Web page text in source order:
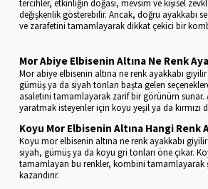
tercihler, etkinliğin doğası, mevsim ve kişisel
değişkenlik gösterebilir. Ancak, doğru ayakkabı
ve zarafetini tamamlayarak dikkat çekici bir
Mor Abiye Elbisenin Altına Ne Renk
Mor abiye elbisenin altına ne renk ayakkabı
gümüş ya da siyah tonları başta gelen
asaletini tamamlayarak zarif bir görünüm sunar.
yaratmak isteyenler için koyu yeşil ya da kırmızı
Koyu Mor Elbisenin Altına Hangi Renk
Koyu mor elbisenin altına ne renk ayakkabı
siyah, gümüş ya da koyu gri tonları öne çıkar.
tamamlayan bu renkler, kombini tamamlayarak
kazandırır.